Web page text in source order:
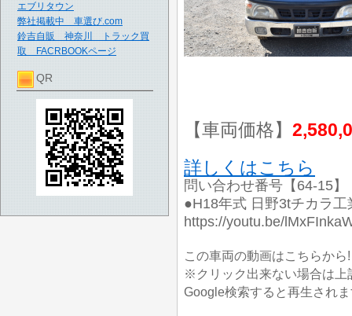
エブリタウン
弊社掲載中 車選び.com
鈴吉自販 神奈川 トラック買
取 FACRBOOKページ
QR
【車両価格】
詳しくはこちら
問い合わせ番号【64-15】
●H18年式 日野3tチカラ
https://youtu.be/
この車両の動画はこちらから!
※クリック出来ない場合は上
Google検索すると再生され